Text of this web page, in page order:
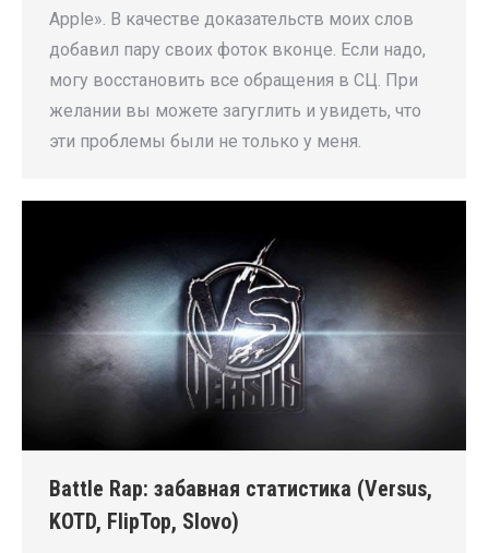
Apple». В качестве доказательств моих слов
добавил пару своих фоток вконце. Если надо,
могу восстановить все обращения в СЦ. При
желании вы можете загуглить и увидеть, что
эти проблемы были не только у меня.
Battle Rap: забавная статистика (Versus,
KOTD, FlipTop, Slovo)